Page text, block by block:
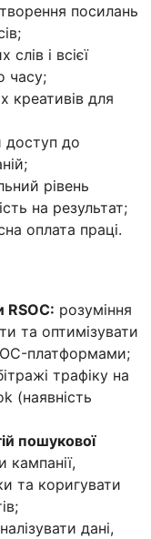
посилань
і всієї
часу;
креативів для
доступ до
рівень
на результат;
оплата праці.
RSOC: розуміння
та оптимізувати
платформами;
трафіку на
(наявність
пошукової
кампанії,
та коригувати
дані,